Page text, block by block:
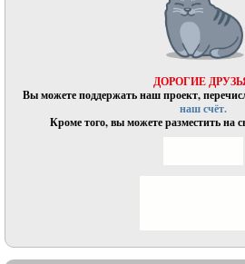
ДОРОГИЕ
Вы можете поддержать наш проект,
наш счёт.
Кроме того, вы можете разместить на